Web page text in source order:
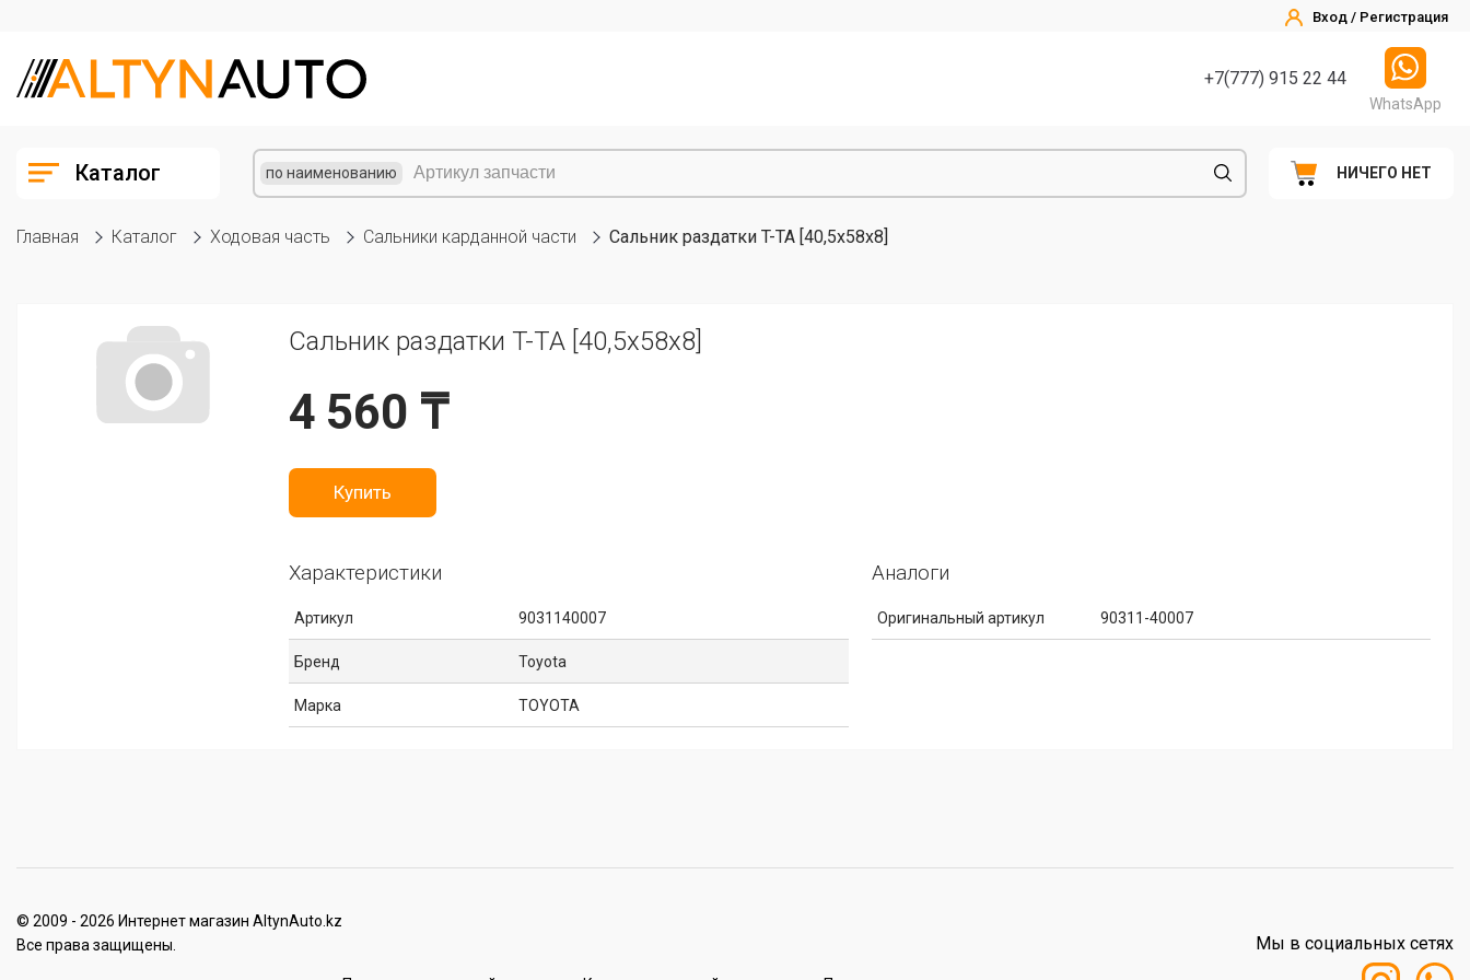
Вход / Регистрация
+7(777) 915 22 44
WhatsApp
Каталог по наименованию НИЧЕГО НЕТ
Главная Каталог Ходовая часть Сальники карданной части Сальник раздатки T-TA [40,5x58x8]
Сальник раздатки T-TA [40,5x58x8]
4 560 ₸
Купить
Характеристики
Артикул 9031140007
Бренд Toyota
Марка TOYOTA
Аналоги
Оригинальный артикул 90311-40007
© 2009 - 2026 Интернет магазин AltynAuto.kz
Все права защищены.
Мы в социальных сетях